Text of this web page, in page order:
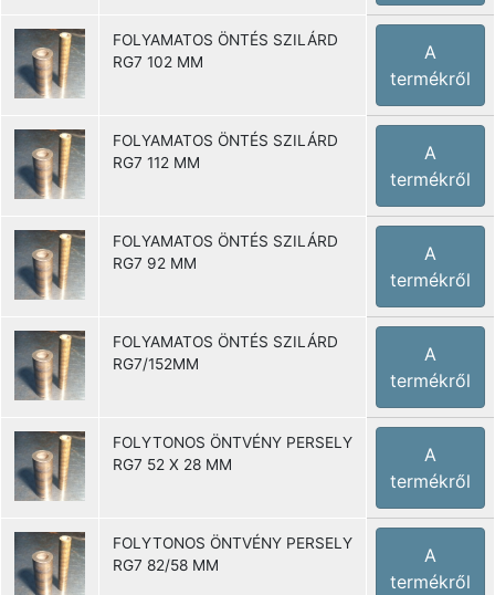
FOLYAMATOS ÖNTÉS SZILÁRD
RG7 102 MM
A
termékről
FOLYAMATOS ÖNTÉS SZILÁRD
RG7 112 MM
A
termékről
FOLYAMATOS ÖNTÉS SZILÁRD
RG7 92 MM
A
termékről
FOLYAMATOS ÖNTÉS SZILÁRD
RG7/152MM
A
termékről
FOLYTONOS ÖNTVÉNY PERSELY
RG7 52 X 28 MM
A
termékről
FOLYTONOS ÖNTVÉNY PERSELY
RG7 82/58 MM
A
termékről